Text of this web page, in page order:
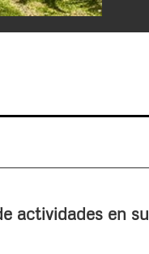
actividades en su